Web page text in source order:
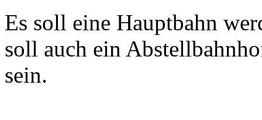
Es soll eine Hauptbahn
soll auch ein
sein.